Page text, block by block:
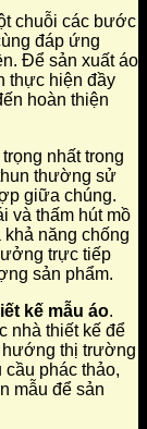
chuỗi các bước
đáp ứng
Để sản xuất áo
thực hiện đầy
hoàn thiện
nhất trong
thường sử
giữa chúng.
và thấm hút mồ
khả năng chống
trực tiếp
sản phẩm.
kế mẫu áo.
nhà thiết kế để
hướng thị trường
cầu phác thảo,
mẫu để sản